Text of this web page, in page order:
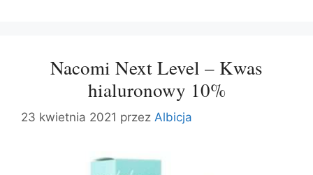
Nacomi Next Level – Kwas
hialuronowy 10%
23 kwietnia 2021 przez Albicja